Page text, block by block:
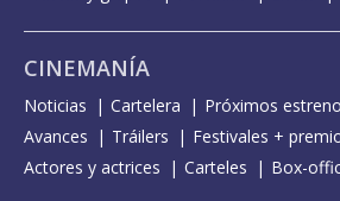
CINEMANÍA
Noticias Cartelera Próximos
Avances
Tráilers
Festivales +
Actores y actrices
Carteles Box-